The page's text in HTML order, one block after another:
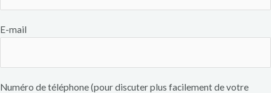
E-mail
Numéro de téléphone (pour discuter plus facilement de votre